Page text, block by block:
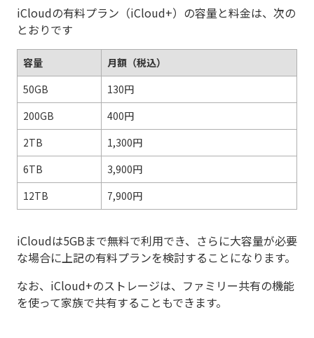
iCloudの有料プラン（iCloud+）の容量と料金は、次の
とおりです
容量
月額（税込）
50GB
130円
200GB
400円
2TB
1,300円
6TB
3,900円
12TB
7,900円
iCloudは5GBまで無料で利用でき、さらに大容量が必要
な場合に上記の有料プランを検討することになります。
なお、iCloud+のストレージは、ファミリー共有の機能
を使って家族で共有することもできます。